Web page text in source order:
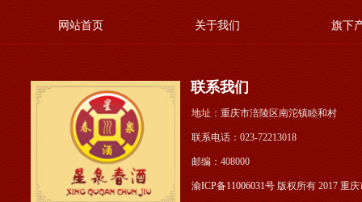
网站首页 关于我们 旗下
地址：重庆市涪陵区南沱镇睦
联系电话：023-
邮编：408000
渝ICP备11006031号 版权所有 2017 重
联系我们